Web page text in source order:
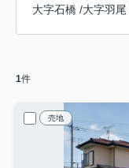
大字石橋 /大字羽尾
1件
売地